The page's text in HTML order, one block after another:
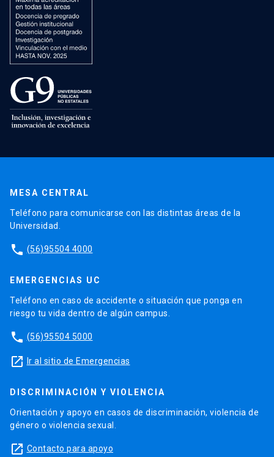
MESA CENTRAL
Teléfono para comunicarse con las distintas áreas de la
Universidad.
phone (56)95504 4000
EMERGENCIAS UC
Teléfono en caso de accidente o situación que ponga en
riesgo tu vida dentro de algún campus.
phone (56)95504 5000
launch Ir al sitio de Emergencias
DISCRIMINACIÓN Y VIOLENCIA
Orientación y apoyo en casos de discriminación, violencia de
género o violencia sexual.
launch Contacto para apoyo